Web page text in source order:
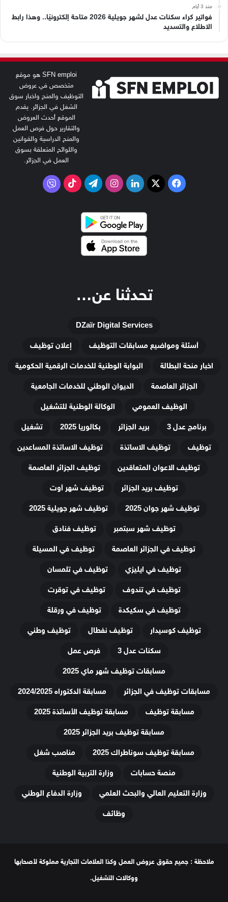
منذ 3 أيام
فواتير كراء سكنات عدل لشهر جويلية 2026 متاحة إلكترونيًا.. وهذا رابط
الاطلاع والتسديد
SFN emploi هو موقع
متخصص في عروض
التوظيف والمنح واخبار سوق
الشغل في الجزائر. يقدم
الموقع أحدث العروض
والتقارير حول فرص العمل
والمنح الدراسية والقوانين
واللوائح المتعلقة بسوق
العمل في الجزائر.
فيسبوك
‫X لينكدإنانستقرامتيلقرام‫TikTokفايبر
تحدثنا عن…
DZaïr Digital Services
أسئلة ومواضيع مسابقات التوظيف
إعلان توظيف
اخبار منحة البطالة
البوابة الوطنية للخدمات الرقمية الحكومية
الجزائر العاصمة
الديوان الوطني للخدمات الجامعية
الوظيف العمومي
الوكالة الوطنية للتشغيل
برنامج عدل 3
بريد الجزائر بكالوريا 2025
تشغيل
توظيف
توظيف الاساتذة
توظيف الاساتذة المساعدين
توظيف الاعوان المتعاقدين
توظيف الجزائر العاصمة
توظيف بريد الجزائر
توظيف شهر أوت
توظيف شهر جوان 2025
توظيف شهر جويلية 2025
توظيف شهر سبتمبر
توظيف فنادق
توظيف في الجزائر العاصمة
توظيف في المسيلة
توظيف في ايليزي
توظيف في تلمسان
توظيف في تندوف
توظيف في توقرت
توظيف في سكيكدة
توظيف في ورقلة
توظيف كوسيدار
توظيف نفطال
توظيف وطني
سكنات عدل 3
فرص عمل
مسابقات توظيف شهر ماي 2025
مسابقات توظيف في الجزائر
مسابقة الدكتوراه 2024/2025
مسابقة توظيف
مسابقة توظيف الأساتذة 2025
مسابقة توظيف بريد الجزائر 2025
مسابقة توظيف سوناطراك 2025
مناصب شغل
منصة حسابات
وزارة التربية الوطنية
وزارة التعليم العالي والبحث العلمي
وزارة الدفاع الوطني
وظائف
ملاحظة : جميع حقوق عروض العمل وكذا العلامات التجارية مملوكة لأصحابها
ووكالات التشغيل.